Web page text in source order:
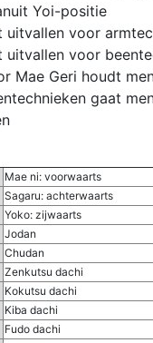
Yoi-positie
uitvallen voor
uitvallen voor
Mae Geri houdt
gaat
Mae ni: voorwaarts
Sagaru: achterwaarts
Yoko: zijwaarts
Jodan
Chudan
Zenkutsu dachi
Kokutsu dachi
Kiba dachi
Fudo dachi